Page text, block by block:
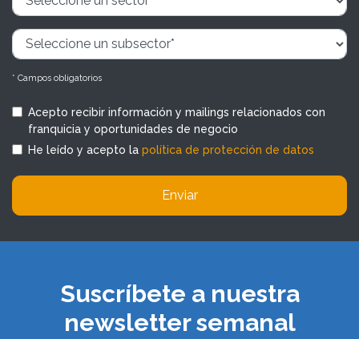
* Campos obligatorios
Acepto recibir información y mailings relacionados con
franquicia y oportunidades de negocio
He leído y acepto la política de protección de datos
Enviar
Suscríbete a nuestra
newsletter semanal